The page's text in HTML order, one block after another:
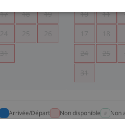
17 18 19
24 25 26
31
10 11
17 18
24 25
31
Arrivée/Départ Non disponible Non